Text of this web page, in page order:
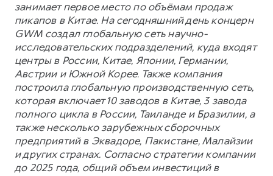
занимает первое место по объёмам продаж
пикапов в Китае. На сегодняшний день концерн
GWM создал глобальную сеть научно-
исследовательских подразделений, куда входят
центры в России, Китае, Японии, Германии,
Австрии и Южной Корее. Также компания
построила глобальную производственную сеть,
которая включает 10 заводов в Китае, 3 завода
полного цикла в России, Таиланде и Бразилии, а
также несколько зарубежных сборочных
предприятий в Эквадоре, Пакистане, Малайзии
и других странах. Согласно стратегии компании
до 2025 года, общий объем инвестиций в